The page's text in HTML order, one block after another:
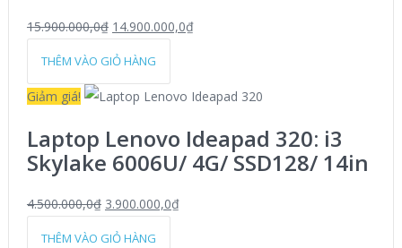
15.900.000,0₫ 14.900.000,0₫
THÊM VÀO GIỎ HÀNG
Giảm giá!
Laptop Lenovo Ideapad 320: i3
Skylake 6006U/ 4G/ SSD128/ 14in
4.500.000,0₫ 3.900.000,0₫
THÊM VÀO GIỎ HÀNG